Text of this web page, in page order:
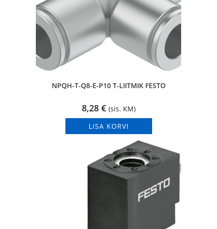
NPQH-T-Q8-E-P10 T-LIITMIK FESTO
8,28 € (sis. KM)
LISA KORVI